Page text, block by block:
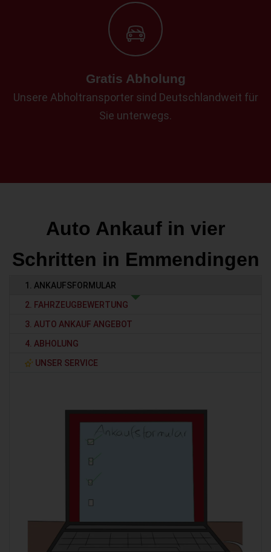
Gratis Abholung
Unsere Abholtransporter sind Deutschlandweit für
Sie unterwegs.
Auto Ankauf in vier
Schritten in Emmendingen
1. ANKAUFSFORMULAR
2. FAHRZEUGBEWERTUNG
3. AUTO ANKAUF ANGEBOT
4. ABHOLUNG
UNSER SERVICE